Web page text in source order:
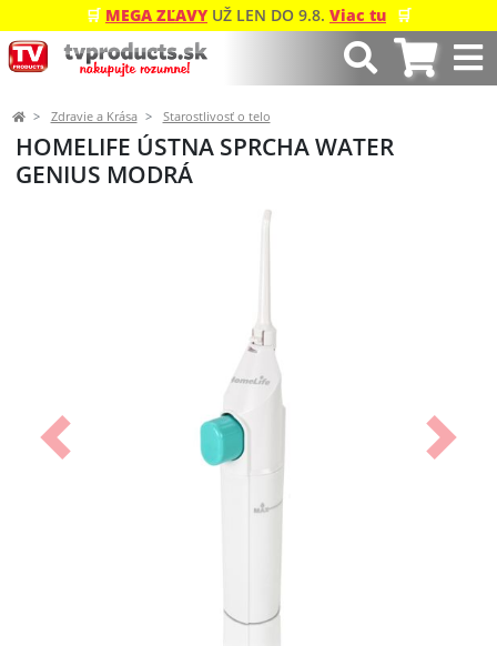
🛒 MEGA ZĽAVY UŽ LEN DO 9.8. Viac tu 🛒
Zdravie a Krása Starostlivosť o telo
HOMELIFE ÚSTNA SPRCHA WATER
GENIUS MODRÁ
Predchádzajúci Ďalší